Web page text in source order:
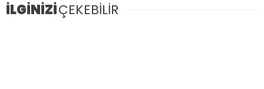
İLGİNİZİÇEKEBİLİR